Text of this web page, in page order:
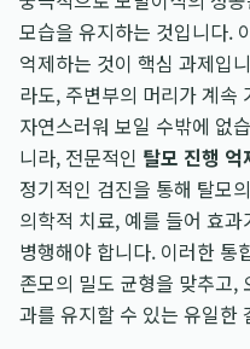
모습을 유지하는 것입니다.
억제하는 것이 핵심 과제입
라도, 주변부의 머리가 계속
자연스러워 보일 수밖에 없
니라, 전문적인 탈모 진행 억
정기적인 검진을 통해 탈모
의학적 치료, 예를 들어 효
병행해야 합니다. 이러한 통
존모의 밀도 균형을 맞추고,
과를 유지할 수 있는 유일한